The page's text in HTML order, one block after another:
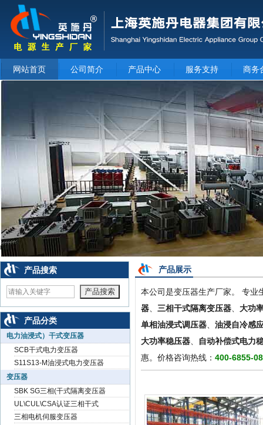
网站首页 公司简介 产品中心 服务支持 商务
null
null
null
null 产品搜索
产品分类
电力油浸式）干式变压器
SCB干式电力变压器
S11S13-M油浸式电力变压器
变压器
SBK SG三相(干式隔离变压器
UL\CUL\CSA认证三相干式
三相电机伺服变压器
产品展示
本公司是变压器生产厂家。 专业
器
三相干式隔离变压器
大功
单相油浸式调压器
油浸自冷感
大功率稳压器
自动补偿式电力
惠。价格咨询热线： 400-6855-